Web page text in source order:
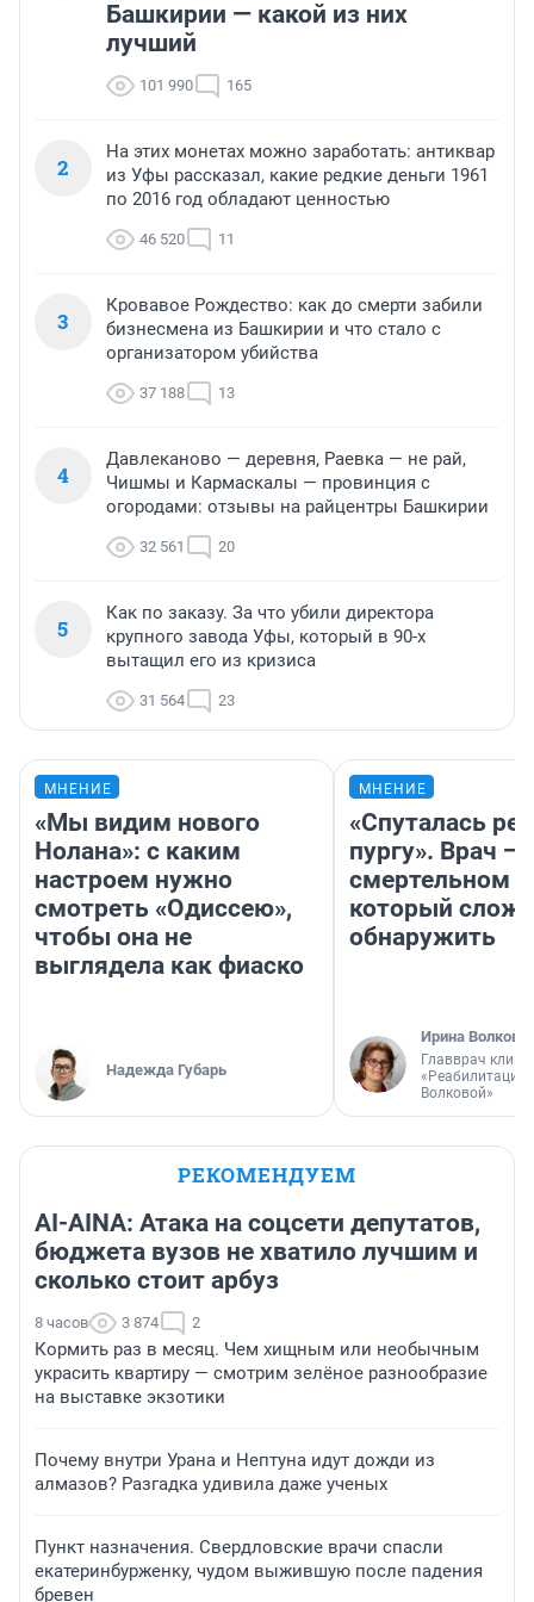
Башкирии — какой из них
лучший
101 990 165
2
На этих монетах можно заработать: антиквар
из Уфы рассказал, какие редкие деньги 1961
по 2016 год обладают ценностью
46 520 11
3
Кровавое Рождество: как до смерти забили
бизнесмена из Башкирии и что стало с
организатором убийства
37 188 13
4
Давлеканово — деревня, Раевка — не рай,
Чишмы и Кармаскалы — провинция с
огородами: отзывы на райцентры Башкирии
32 561 20
5
Как по заказу. За что убили директора
крупного завода Уфы, который в 90-х
вытащил его из кризиса
31 564 23
МНЕНИЕ
«Мы видим нового
Нолана»: с каким
настроем нужно
смотреть «Одиссею»,
чтобы она не
выглядела как фиаско
Надежда Губарь
МНЕНИЕ
«Спуталась
пургу». Врач —
смертельном
который
обнаружить
Ирина Волкова
Главврач
«Реабилитация
Волковой»
РЕКОМЕНДУЕМ
AI-AINA: Атака на соцсети депутатов,
бюджета вузов не хватило лучшим и
сколько стоит арбуз
8 часов 3 874 2
Кормить раз в месяц. Чем хищным или необычным
украсить квартиру — смотрим зелёное разнообразие
на выставке экзотики
Почему внутри Урана и Нептуна идут дожди из
алмазов? Разгадка удивила даже ученых
Пункт назначения. Свердловские врачи спасли
екатеринбурженку, чудом выжившую после падения
бревен